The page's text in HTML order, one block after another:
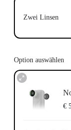
Zwei Linsen
Option auswählen
€